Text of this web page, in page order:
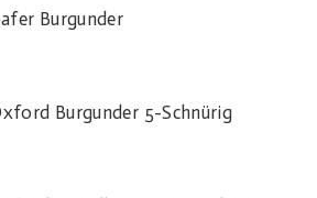
Burgunder
Burgunder 5-Schnürig